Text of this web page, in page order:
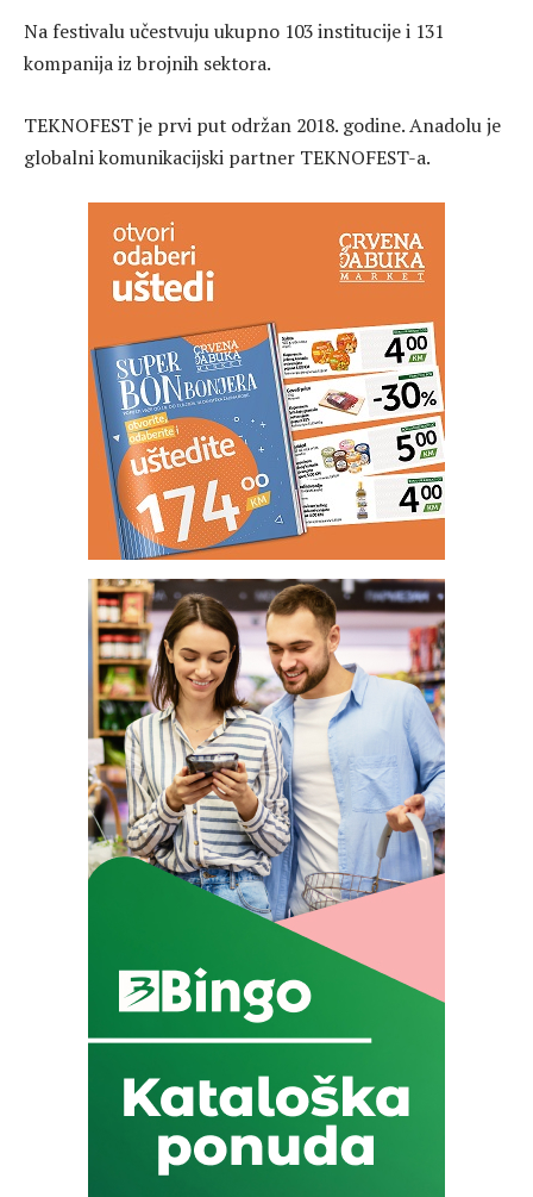
Na festivalu učestvuju ukupno 103 institucije i 131
kompanija iz brojnih sektora.
TEKNOFEST je prvi put održan 2018. godine. Anadolu je
globalni komunikacijski partner TEKNOFEST-a.